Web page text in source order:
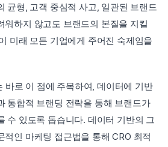
균형, 고객 중심적 사고, 일관된 브랜드
워하지 않고도 브랜드의 본질을 지킬
미래 모든 기업에게 주어진 숙제임을
로 이 점에 주목하여, 데이터에 기반
통합적 브랜딩 전략을 통해 브랜드가
수 있도록 돕습니다. 데이터 기반의 그
적인 마케팅 접근법을 통해 CRO 최적